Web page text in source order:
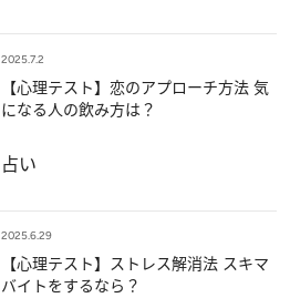
2025.7.2
【心理テスト】恋のアプローチ方法 気
になる人の飲み方は？
占い
2025.6.29
【心理テスト】ストレス解消法 スキマ
バイトをするなら？